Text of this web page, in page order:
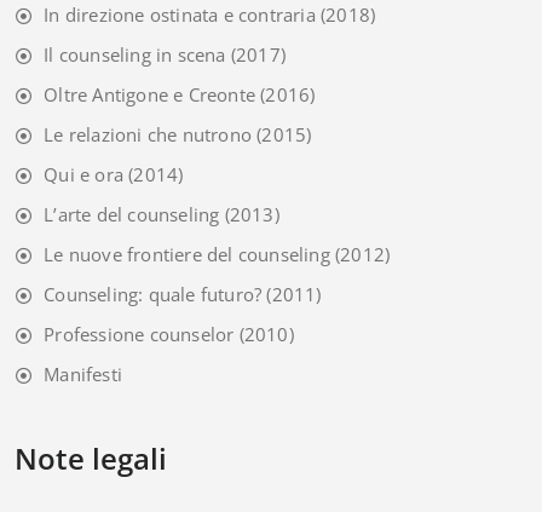
In direzione ostinata e contraria (2018)
Il counseling in scena (2017)
Oltre Antigone e Creonte (2016)
Le relazioni che nutrono (2015)
Qui e ora (2014)
L’arte del counseling (2013)
Le nuove frontiere del counseling(2012)
Counseling: quale futuro? (2011)
Professione counselor (2010)
Manifesti
Note legali